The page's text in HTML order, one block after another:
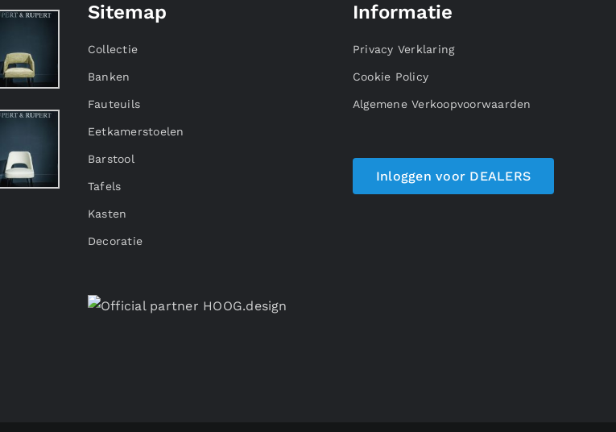
Sitemap
Collectie
Banken
Fauteuils
Eetkamerstoelen
Barstool
Tafels
Kasten
Decoratie
Informatie
Privacy Verklaring
Cookie Policy
Algemene Verkoopvoorwaarden
Inloggen voor DEALERS